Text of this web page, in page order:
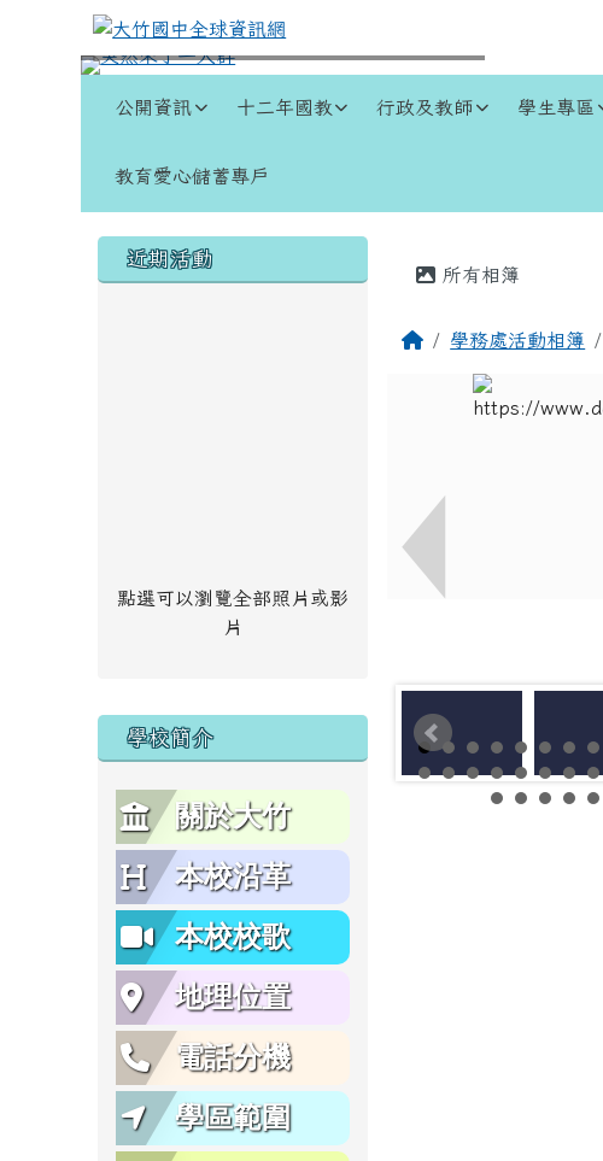
跳至主內容區
大竹國中全球資訊網
公開資訊 十二年國教 行政及教師 學生專區
教育愛心儲蓄專戶
左邊區域內容
近期活動
點選可以瀏覽全部照片或影
片
學校簡介
關於大竹
本校沿革
本校校歌
地理位置
電話分機
學區範圍
主內容區域
所有相簿
回首頁學務處活動相簿
頁尾區域